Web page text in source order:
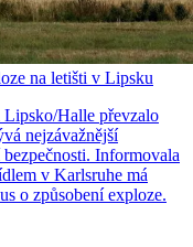
na letišti v Lipsku
Lipsko/Halle převzalo
nejzávažnější
Informovala
v Karlsruhe má
o způsobení exploze.